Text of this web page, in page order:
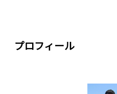
プロフィール